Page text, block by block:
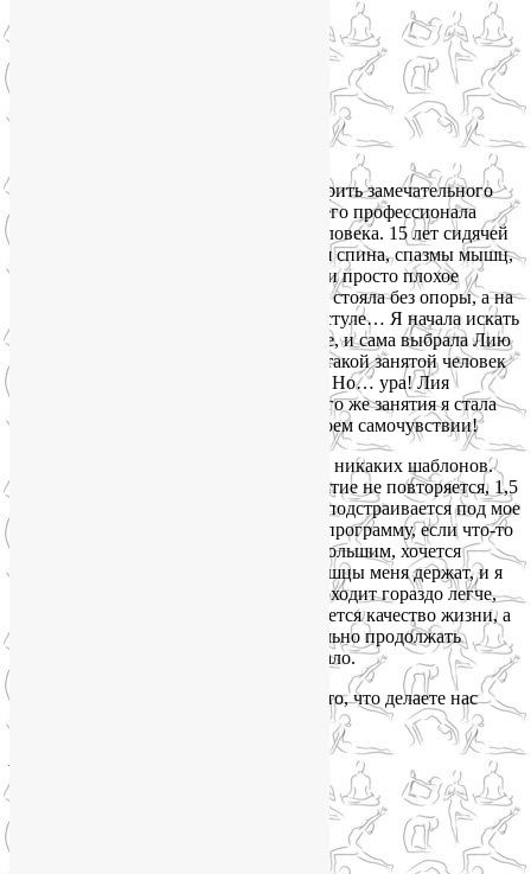
«Хочу поблагодарить замечательного
тренера по йоге Волову Лию, настоящего профессионала
своего дела, и очень внимательного человека. 15 лет сидячей
работы дали свои «плоды» — уставшая спина, спазмы мышц,
проблемы с шеей, головокружения, да и просто плохое
самочувствие. В свои 36 лет я с трудом стояла без опоры, а на
рабочем месте практически лежала на стуле… Я начала искать
тренера по лечебной гимнастике и йоге, и сама выбрала Лию
на сайте profi.ru, не очень надеясь, что такой занятой человек
найдет в своем графике время на меня. Но… ура! Лия
согласилась со мной работать! С первого же занятия я стала
отмечать постепенные улучшения в своем самочувствии!
У Лии всегда индивидуальный подход, никаких шаблонов.
Работать с ней интересно, ни одно занятие не повторяется, 1,5
часа пролетают незаметно! Лия всегда подстраивается под мое
самочувствие и готова вмиг изменить программу, если что-то
не идет. Мы занимаемся 3 месяца с небольшим, хочется
отметить, что появились силы, мои мышцы меня держат, и я
могу стоять и сидеть, рабочий день проходит гораздо легче,
уменьшились головокружения, улучшается качество жизни, а
с ним и настроение. Мы будем обязательно продолжать
работать и дальше, ведь это только начало.
Лия, еще раз огромное спасибо Вам за то, что делаете нас